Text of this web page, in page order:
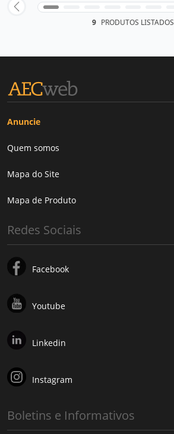
9 PRODUTOS LISTADOS
Anuncie
Quem somos
Mapa do Site
Mapa de Produto
Redes Sociais
Facebook
Youtube
Linkedin
Instagram
Boletins e Informativos